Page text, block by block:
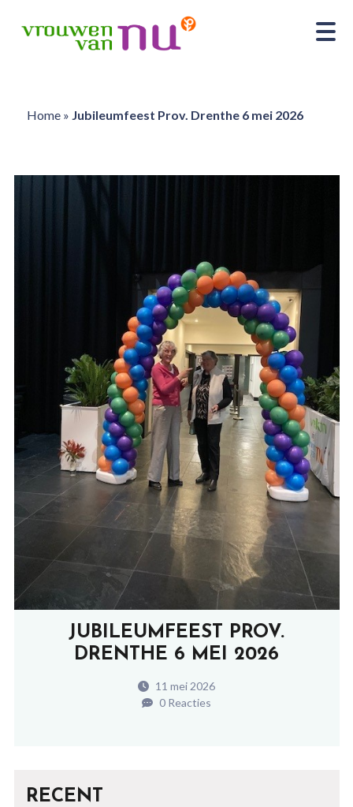
Home» Jubileumfeest Prov. Drenthe 6 mei 2026
JUBILEUMFEEST PROV.
DRENTHE 6 MEI 2026
11 mei 2026
0 Reacties
RECENT